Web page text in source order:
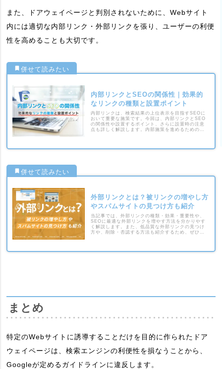
また、ドアウェイページと判別されないために、Webサイト
内には適切な内部リンク・外部リンクを張り、ユーザーの利便
性を高めることも大切です。
内部リンクとSEOの関係性｜効果的
なリンクの種類と設置ポイント
内部リンクは、検索結果の上位表示を目指すSEOに
おいて重要な施策です。今回は、内部リンクとSEO
の関係性や設置するポイント、さらに設置時の注意
点も詳しく解説します。内部施策を進めるための参
外部リンクとは？被リンクの増やし方
やスパムサイトの見つけ方も紹介
当記事では、外部リンクの種類・効果・重要性や、
SEOに最適な外部リンクを増やす方法を分かりやす
く解説します。また、低品質な外部リンクの見つけ
方や、削除・否認する方法も紹介するため、ぜひ参
まとめ
特定のWebサイトに誘導することだけを目的に作られたドア
ウェイページは、検索エンジンの利便性を損なうことから、
Googleが定めるガイドラインに違反します。